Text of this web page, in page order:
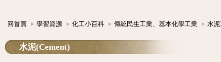
回首頁 學習資源 化工小百科 傳統民生工業、基本化學工業 水
水泥(Cement)